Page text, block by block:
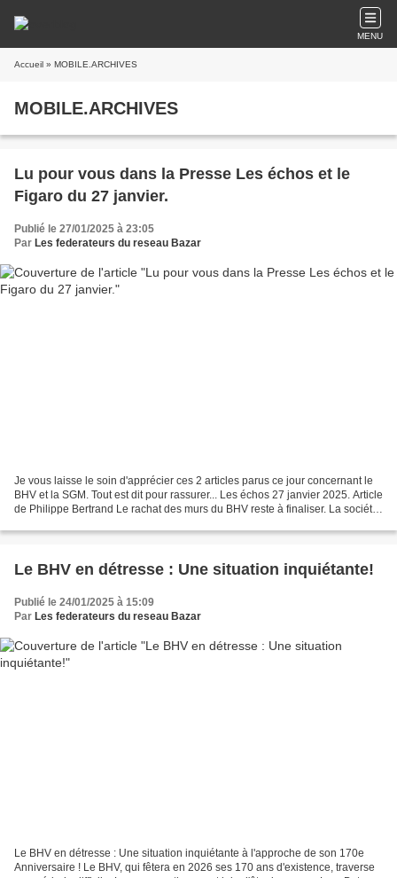
MENU
Accueil » MOBILE.ARCHIVES
MOBILE.ARCHIVES
Lu pour vous dans la Presse Les échos et le
Figaro du 27 janvier.
Publié le 27/01/2025 à 23:05
Par Les federateurs du reseau Bazar
Je vous laisse le soin d'apprécier ces 2 articles parus ce jour concernant le
BHV et la SGM. Tout est dit pour rassurer... Les échos 27 janvier 2025. Article
de Philippe Bertrand Le rachat des murs du BHV reste à finaliser. La société
Le BHV en détresse : Une situation inquiétante!
Publié le 24/01/2025 à 15:09
Par Les federateurs du reseau Bazar
Le BHV en détresse : Une situation inquiétante à l'approche de son 170e
Anniversaire ! Le BHV, qui fêtera en 2026 ses 170 ans d'existence, traverse